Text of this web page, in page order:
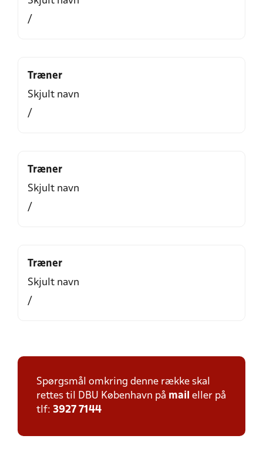
/
Træner
Skjult navn
/
Træner
Skjult navn
/
Træner
Skjult navn
/
Spørgsmål omkring denne række skal
rettes til DBU København på mail eller på
tlf: 3927 7144